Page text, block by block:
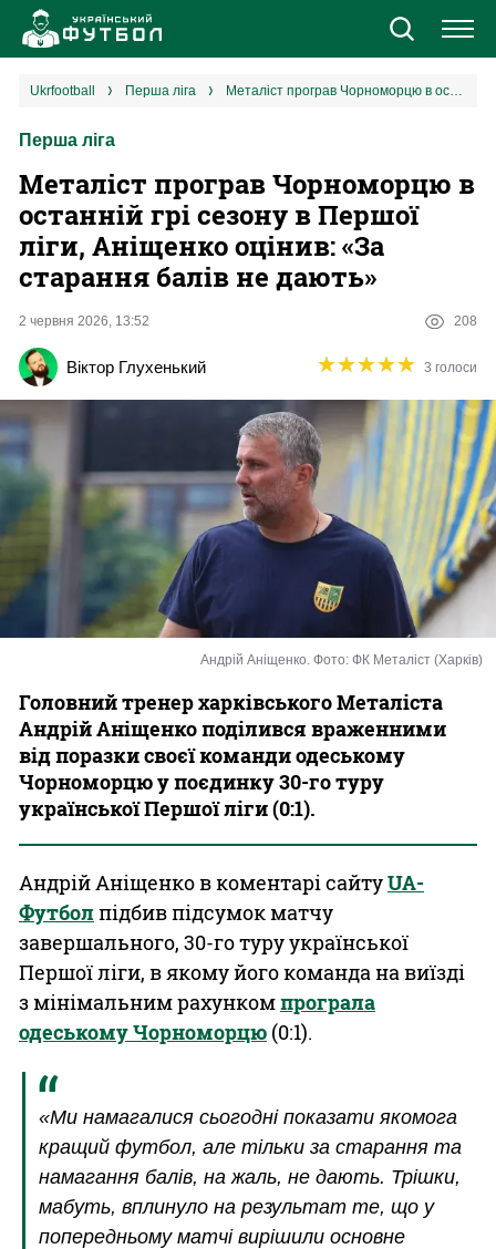
Новини
Єврокубки
УПЛ
Різне
Букмекери
Казино
ukrfootball перша ліга Металіст програв Чорноморцю в останній грі сезону в Першої ліги, Аніщенко оцінив: «За старання балів не дають»
Перша ліга
Металіст програв Чорноморцю в
останній грі сезону в Першої
ліги, Аніщенко оцінив: «За
старання балів не дають»
2 червня 2026, 13:52 208
Віктор Глухенький ★★★★★
★★★★★ 3 голоси
Андрій Аніщенко. Фото: ФК Металіст (Харків)
Головний тренер харківського Металіста
Андрій Аніщенко поділився враженними
від поразки своєї команди одеському
Чорноморцю у поєдинку 30-го туру
української Першої ліги (0:1).
Андрій Аніщенко в коментарі сайтуUA-
Футболпідбив підсумок матчу
завершального, 30-го туру української
Першої ліги, в якому його команда на виїзді
з мінімальним рахункомпрограла
одеському Чорноморцю (0:1).
«Ми намагалися сьогодні показати якомога
кращий футбол, але тільки за старання та
намагання балів, на жаль, не дають. Трішки,
мабуть, вплинуло на результат те, що у
попередньому матчі вирішили основне